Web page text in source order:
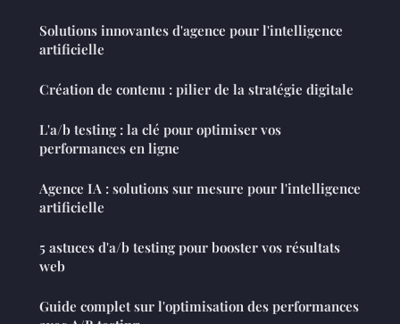
Solutions innovantes d'agence pour l'intelligence
artificielle
Création de contenu : pilier de la stratégie digitale
L'a/b testing : la clé pour optimiser vos
performances en ligne
Agence IA : solutions sur mesure pour l'intelligence
artificielle
5 astuces d'a/b testing pour booster vos résultats
web
Guide complet sur l'optimisation des performances